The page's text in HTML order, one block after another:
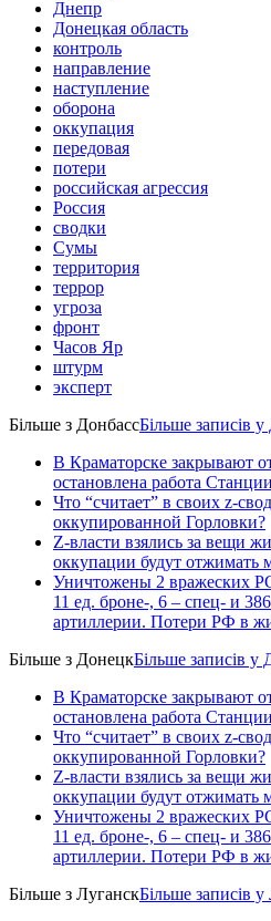
Днепр
Донецкая область
контроль
направление
наступление
оборона
оккупация
передовая
потери
российская агрессия
Россия
сводки
Сумы
территория
террор
угроза
фронт
Часов Яр
штурм
эксперт
Більше з ДонбассБільше записів
В Краматорске закрывают
остановлена работа
Что “считает” в своих z-
оккупированной Горловки?
Z-власти взялись за вещи
оккупации будут отжимать
Уничтожены 2 вражеских
11 ед. броне-, 6 – спец- и
артиллерии. Потери РФ в
Більше з ДонецкБільше записів у
В Краматорске закрывают
остановлена работа
Что “считает” в своих z-
оккупированной Горловки?
Z-власти взялись за вещи
оккупации будут отжимать
Уничтожены 2 вражеских
11 ед. броне-, 6 – спец- и
артиллерии. Потери РФ в
Більше з ЛуганскБільше записів